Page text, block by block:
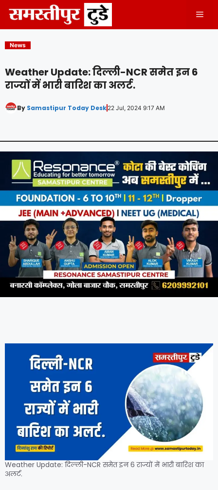
content
News
Weather Update: दिल्ली-NCR समेत इन 6
राज्यों में भारी बारिश का अलर्ट.
By Samastipur Today Desk 22 Jul, 2024 9:17 AM
Weather Update: दिल्ली-NCR समेत इन 6 राज्यों में भारी बारिश का
अलर्ट.